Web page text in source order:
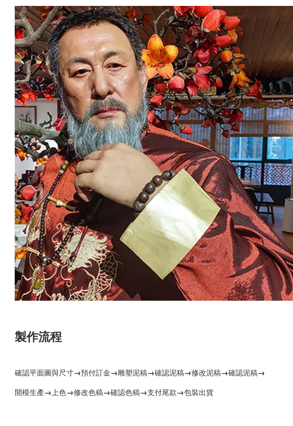
製作流程
確認平面圖與尺寸→預付訂金→雕塑泥稿→確認泥稿→修改泥稿→確認泥稿→
開模生產→上色→修改色稿→確認色稿→支付尾款→包裝出貨